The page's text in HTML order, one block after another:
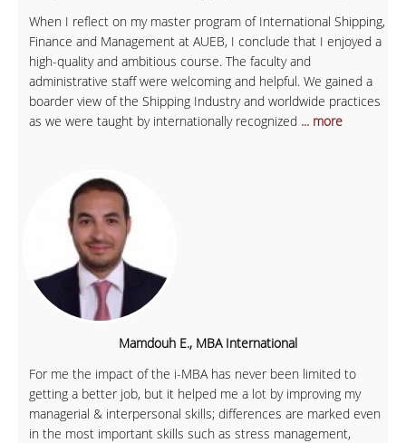
When I reflect on my master program of International Shipping,
Finance and Management at AUEB, I conclude that I enjoyed a
high-quality and ambitious course. The faculty and
administrative staff were welcoming and helpful. We gained a
boarder view of the Shipping Industry and worldwide practices
as we were taught by internationally recognized ... more
Mamdouh E., MBA International
For me the impact of the i-MBA has never been limited to
getting a better job, but it helped me a lot by improving my
managerial & interpersonal skills; differences are marked even
in the most important skills such as stress management,